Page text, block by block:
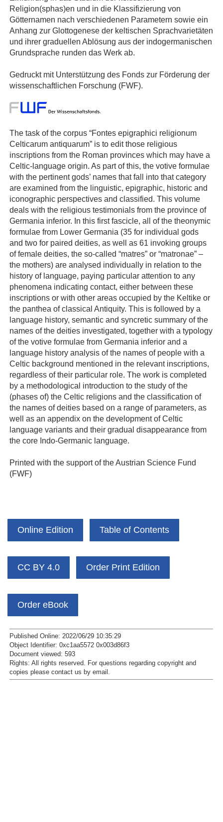
Religion(sphas)en und in die Klassifizierung von
Götternamen nach verschiedenen Parametern sowie ein
Anhang zur Glottogenese der keltischen Sprachvarietäten
und ihrer graduellen Ablösung aus der indogermanischen
Grundsprache runden das Werk ab.
Gedruckt mit Unterstützung des Fonds zur Förderung der
wissenschaftlichen Forschung (FWF).
The task of the corpus “Fontes epigraphici religionum
Celticarum antiquarum” is to edit those religious
inscriptions from the Roman provinces which may have a
Celtic-language origin. As part of this, the votive formulae
with the pertinent gods’ names that fall into that category
are examined from the linguistic, epigraphic, historic and
iconographic perspectives and classified. This volume
deals with the religious testimonials from the province of
Germania inferior. In this first fascicle, all of the theonymic
formulae from Lower Germania (35 for individual gods
and two for paired deities, as well as 61 invoking groups
of female deities, the so-called “matres” or “matronae” –
the mothers) are analysed individually in relation to the
history of language, paying particular attention to any
phenomena indicating contact, either between these
inscriptions or with other areas occupied by the Keltike or
the panthea of classical Antiquity. This is followed by a
language history, semantic and syncretic summary of the
names of the deities investigated, together with a typology
of the votive formulae from Germania inferior and a
language history analysis of the names of people with a
Celtic background mentioned in the relevant inscriptions,
regardless of their particular role. The work is completed
by a methodological introduction to the study of the
(phases of) the Celtic religions and the classification of
the names of deities based on a range of parameters, as
well as an appendix on the development of Celtic
language variants and their gradual disappearance from
the core Indo-Germanic language.
Printed with the support of the Austrian Science Fund
(FWF)
Online Edition Table of Contents
CC BY 4.0 Order Print Edition
Order eBook
Published Online: 2022/06/29 10:35:29
Object Identifier: 0xc1aa5572 0x003d86f3
Document viewed: 593
Rights: All rights reserved. For questions regarding copyright and
copies please contact us by email .